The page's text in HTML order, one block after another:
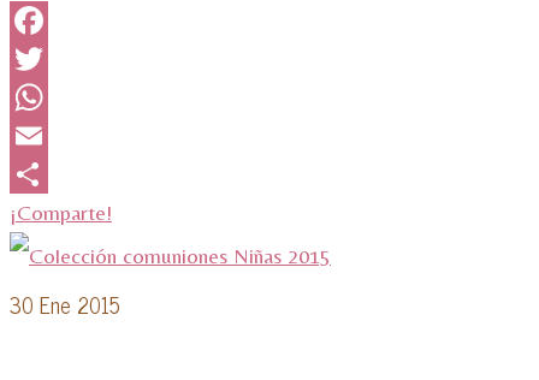
Facebook
Twitter
WhatsApp
Email
¡Comparte!
30 Ene 2015